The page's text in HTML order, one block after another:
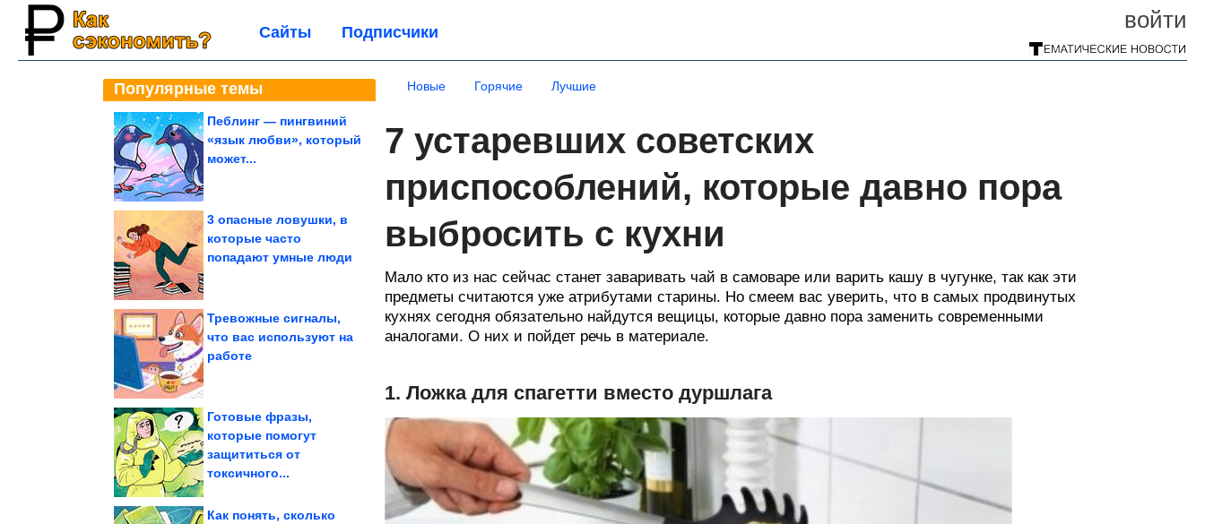
войти
Сайты Подписчики
Популярные темы
Пеблинг — пингвиний
«язык любви», который
может...
3 опасные ловушки, в
которые часто
попадают умные люди
Тревожные сигналы,
что вас используют на
работе
Готовые фразы,
которые помогут
защититься от
токсичного...
Как понять, сколько
Новые Горячие Лучшие
7 устаревших советских
приспособлений, которые давно пора
выбросить с кухни
Мало кто из нас сейчас станет заваривать чай в самоваре или варить кашу в чугунке, так как эти
предметы считаются уже атрибутами старины. Но смеем вас уверить, что в самых продвинутых
кухнях сегодня обязательно найдутся вещицы, которые давно пора заменить современными
аналогами. О них и пойдет речь в материале.
1. Ложка для спагетти вместо дуршлага